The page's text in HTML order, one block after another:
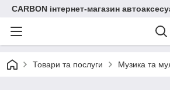
CARBON інтернет-магазин
Товари та послуги Музика та